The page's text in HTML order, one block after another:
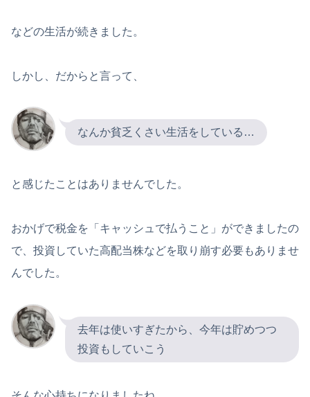
などの生活が続きました。
しかし、だからと言って、
なんか貧乏くさい生活をしている…
と感じたことはありませんでした。
おかげで税金を「キャッシュで払うこと」ができましたの
で、投資していた高配当株などを取り崩す必要もありませ
んでした。
去年は使いすぎたから、今年は貯めつつ
投資もしていこう